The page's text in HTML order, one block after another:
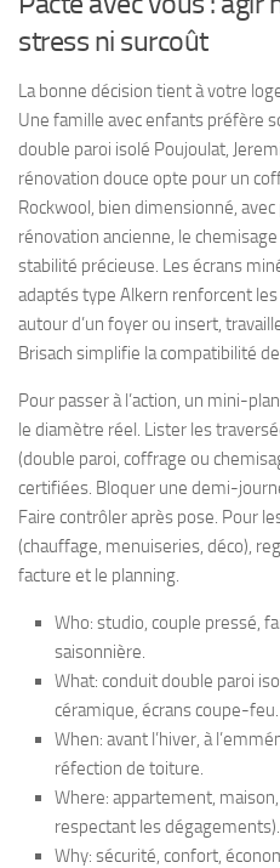
stress ni surcoût
La bonne décision tient à votre
Une famille avec enfants préfère
double paroi isolé Poujoulat,
rénovation douce opte pour un
Rockwool, bien dimensionné, avec
rénovation ancienne, le
stabilité précieuse. Les écrans
adaptés type Alkern renforcent
autour d’un foyer ou insert,
Brisach simplifie la compatibilité
Pour passer à l’action, un mini-
le diamètre réel. Lister les
(double paroi, coffrage ou
certifiées. Bloquer une demi-
Faire contrôler après pose. Pour
(chauffage, menuiseries, déco),
facture et le planning.
Who: studio, couple pressé,
saisonnière.
What: conduit double paroi
céramique, écrans coupe-feu.
When: avant l’hiver, à
réfection de toiture.
Where: appartement,
respectant les dégagements).
Why: sécurité, confort,